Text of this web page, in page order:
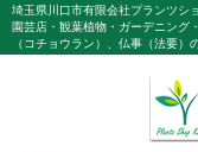
埼玉県川口市有限会社プランツシ
園芸店・観葉植物・ガーデニング
（コチョウラン）、仏事（法要）